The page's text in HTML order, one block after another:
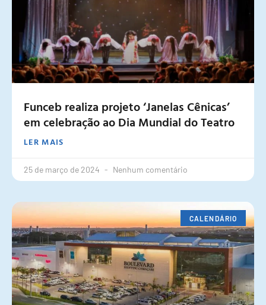
Funceb realiza projeto ‘Janelas Cênicas’
em celebração ao Dia Mundial do Teatro
LER MAIS
25 de março de 2024 Nenhum comentário
CALENDÁRIO